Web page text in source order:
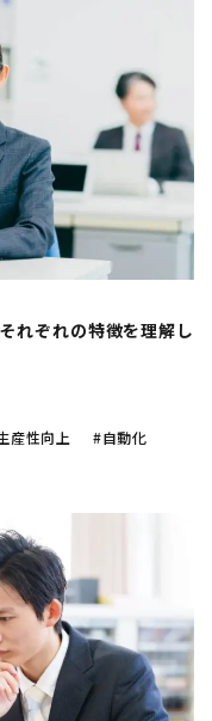
れぞれの特徴を理解し
産性向上
#自動化